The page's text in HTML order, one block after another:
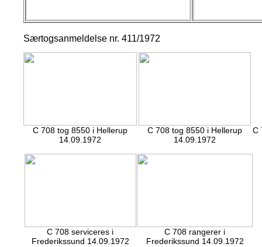
Særtogsanmeldelse nr. 411/1972
C 708 tog 8550 i Hellerup
14.09.1972
C 708 tog 8550 i Hellerup
14.09.1972
C
C 708 serviceres i
Frederikssund 14.09.1972
C 708 rangerer i
Frederikssund 14.09.1972